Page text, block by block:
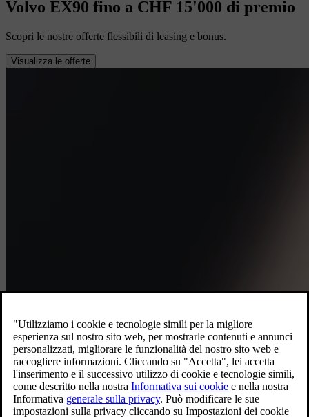
Volvo EX90 fino a CHF 15'000 di premio
Scopri le nostre offerte flessibili di leasing e bonus.
Visualizza le offerte